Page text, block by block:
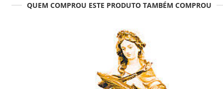
QUEM COMPROU ESTE PRODUTO TAMBÉM COMPROU